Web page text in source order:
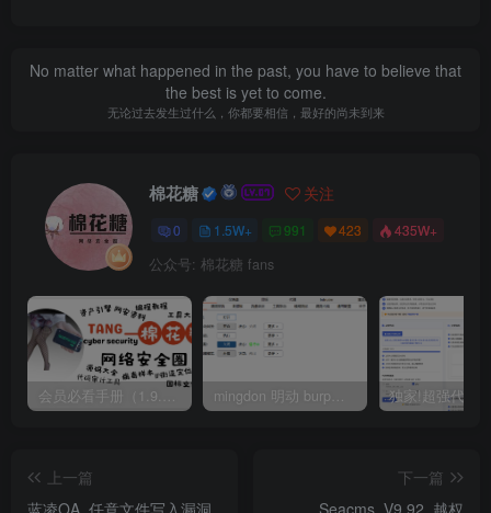
No matter what happened in the past, you have to believe that
the best is yet to come.
无论过去发生过什么，你都要相信，最好的尚未到来
棉花糖 关注
0 1.5W+ 991 423 435W+
公众号: 棉花糖 fans
会员必看手册（1.9.0版本 26.4.5更新） mingdon 明动 burp插件0.2.6版本 本地时间校验去除版
上一篇
下一篇